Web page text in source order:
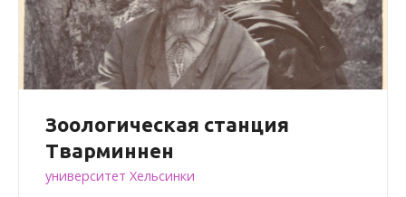
Зоологическая станция
Тварминнен
университет Хельсинки